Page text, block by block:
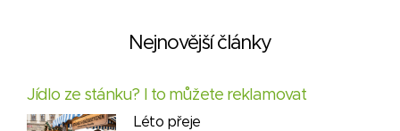
Nejnovější články
Jídlo ze stánku? I to můžete reklamovat
Léto přeje